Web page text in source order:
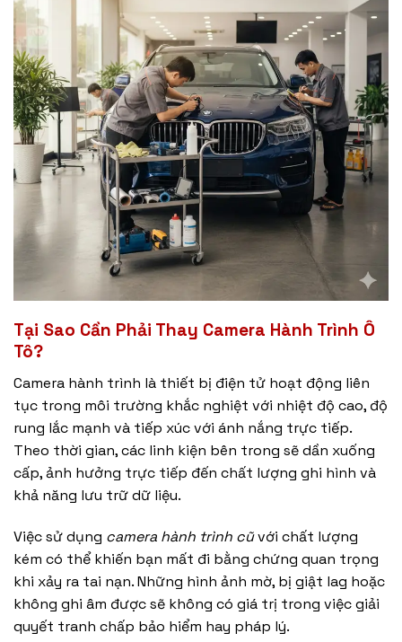
Tại Sao Cần Phải Thay Camera Hành Trình Ô
Tô?
Camera hành trình là thiết bị điện tử hoạt động liên
tục trong môi trường khắc nghiệt với nhiệt độ cao, độ
rung lắc mạnh và tiếp xúc với ánh nắng trực tiếp.
Theo thời gian, các linh kiện bên trong sẽ dần xuống
cấp, ảnh hưởng trực tiếp đến chất lượng ghi hình và
khả năng lưu trữ dữ liệu.
Việc sử dụng camera hành trình cũvới chất lượng
kém có thể khiến bạn mất đi bằng chứng quan trọng
khi xảy ra tai nạn. Những hình ảnh mờ, bị giật lag hoặc
không ghi âm được sẽ không có giá trị trong việc giải
quyết tranh chấp bảo hiểm hay pháp lý.